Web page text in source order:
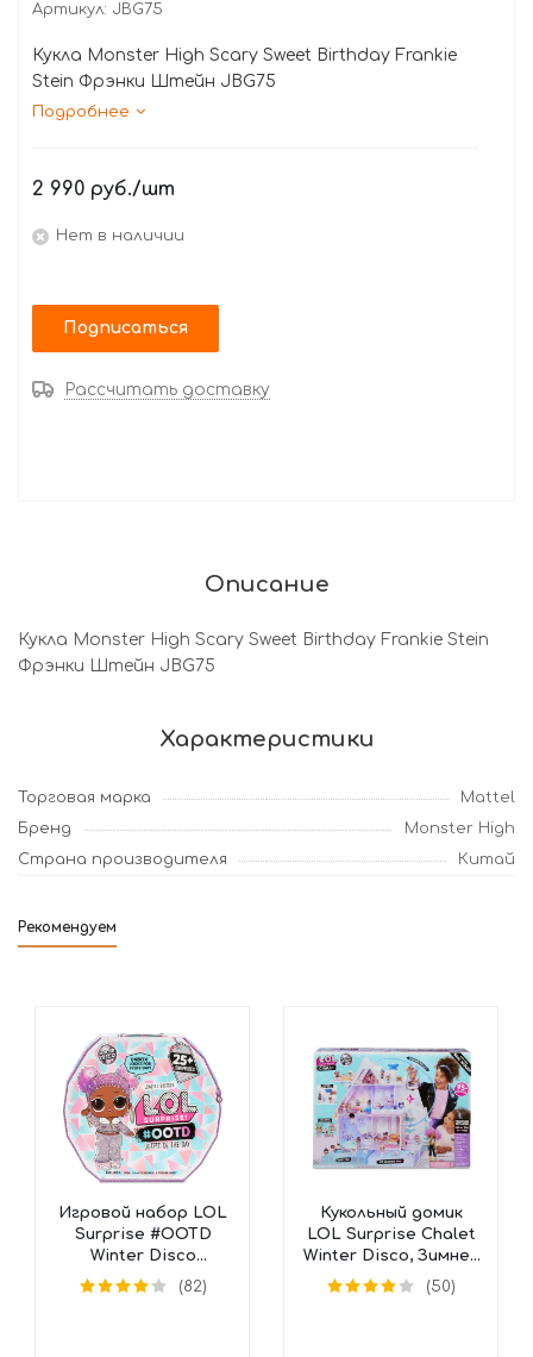
Артикул: JBG75
Кукла Monster High Scary Sweet Birthday Frankie
Stein Фрэнки Штейн JBG75
Подробнее
2 990 руб./шт
Нет в наличии
Подписаться
Рассчитать доставку
Описание
Кукла Monster High Scary Sweet Birthday Frankie Stein
Фрэнки Штейн JBG75
Характеристики
Торговая марка
Mattel
Бренд
Monster High
Страна производителя
Китай
Рекомендуем
Игровой набор LOL
Surprise #OOTD
Winter Disco
Календарь, 562504
(25 сюрпризов)
(82)
Кукольный домик
LOL Surprise Chalet
Winter Disco, Зимнее
Шале, 562207
(50)